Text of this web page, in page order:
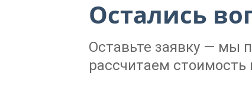
Остались
Оставьте заявку — мы
рассчитаем стоимость